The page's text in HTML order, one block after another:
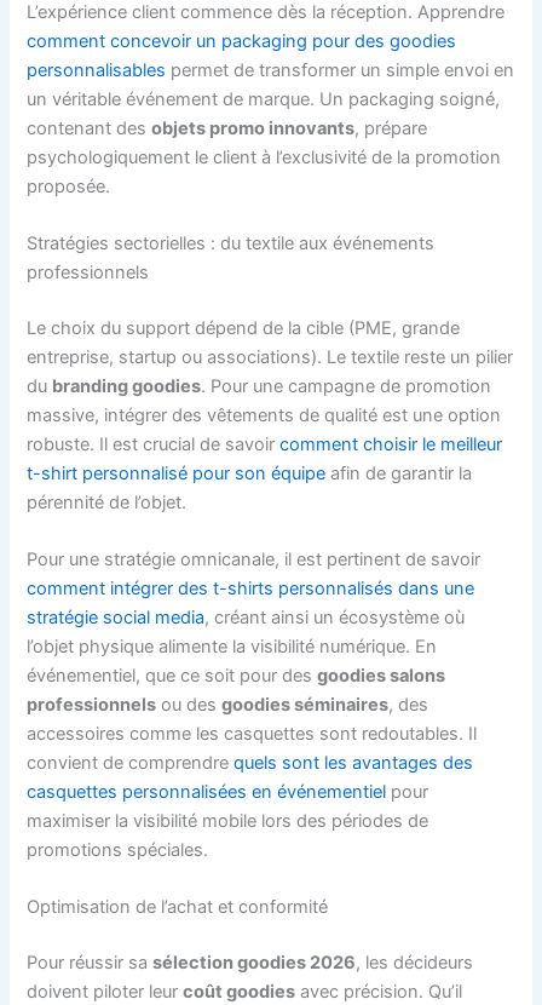
L’expérience client commence dès la réception. Apprendre
comment concevoir un packaging pour des goodies
personnalisables permet de transformer un simple envoi en
un véritable événement de marque. Un packaging soigné,
contenant desobjets promo innovants, prépare
psychologiquement le client à l’exclusivité de la promotion
proposée.
Stratégies sectorielles : du textile aux événements
professionnels
Le choix du support dépend de la cible (PME, grande
entreprise, startup ou associations). Le textile reste un pilier
du branding goodies. Pour une campagne de promotion
massive, intégrer des vêtements de qualité est une option
robuste. Il est crucial de savoircomment choisir le meilleur
t-shirt personnalisé pour son équipe afin de garantir la
pérennité de l’objet.
Pour une stratégie omnicanale, il est pertinent de savoir
comment intégrer des t-shirts personnalisés dans une
stratégie social media, créant ainsi un écosystème où
l’objet physique alimente la visibilité numérique. En
événementiel, que ce soit pour desgoodies salons
professionnels ou desgoodies séminaires, des
accessoires comme les casquettes sont redoutables. Il
convient de comprendrequels sont les avantages des
casquettes personnalisées en événementiel pour
maximiser la visibilité mobile lors des périodes de
promotions spéciales.
Optimisation de l’achat et conformité
Pour réussir sasélection goodies 2026, les décideurs
doivent piloter leurcoût goodies avec précision. Qu’il